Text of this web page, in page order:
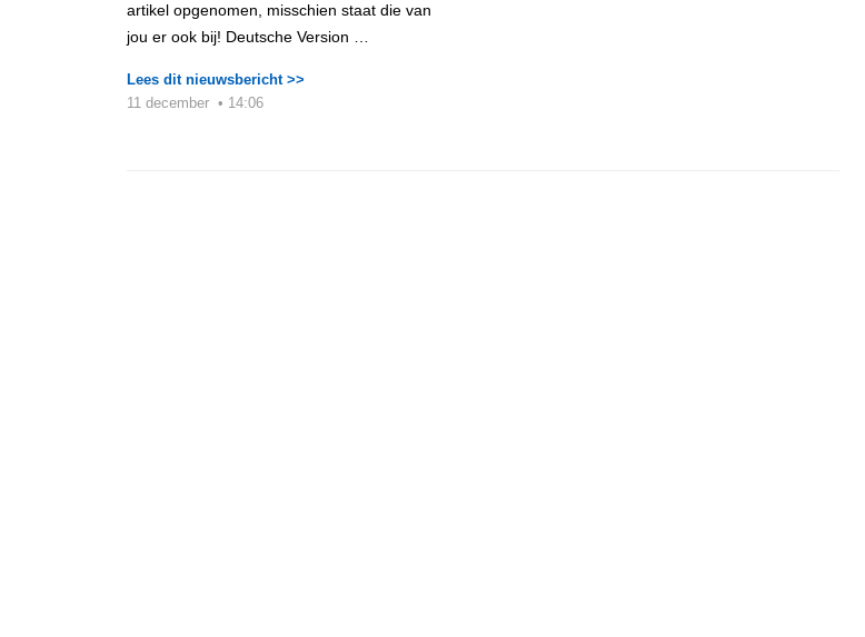
artikel opgenomen, misschien staat die van
jou er ook bij! Deutsche Version …
Lees dit nieuwsbericht >>
11 december • 14:06